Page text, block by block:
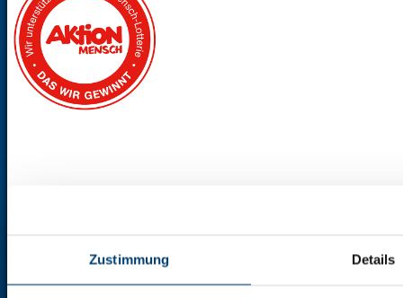
Zustimmung Details
Wir verwalten...